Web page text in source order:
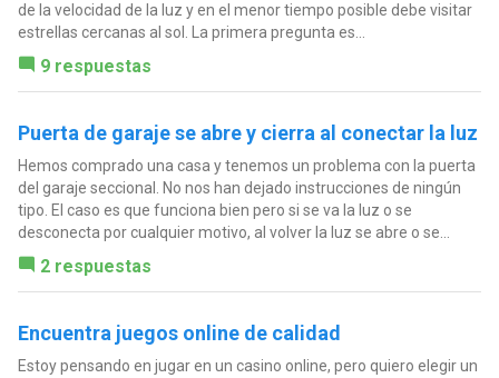
de la velocidad de la luz y en el menor tiempo posible debe visitar
estrellas cercanas al sol. La primera pregunta es...
9 respuestas
Puerta de garaje se abre y cierra al conectar la luz
Hemos comprado una casa y tenemos un problema con la puerta
del garaje seccional. No nos han dejado instrucciones de ningún
tipo. El caso es que funciona bien pero si se va la luz o se
desconecta por cualquier motivo, al volver la luz se abre o se...
2 respuestas
Encuentra juegos online de calidad
Estoy pensando en jugar en un casino online, pero quiero elegir un